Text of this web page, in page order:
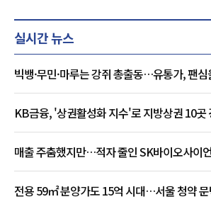
실시간 뉴스
빅뱅·무민·마루는 강쥐 총출동…유통가, 팬
KB금융, '상권활성화 지수'로 지방상권 10곳
매출 주춤했지만…적자 줄인 SK바이오사이
전용 59㎡ 분양가도 15억 시대…서울 청약